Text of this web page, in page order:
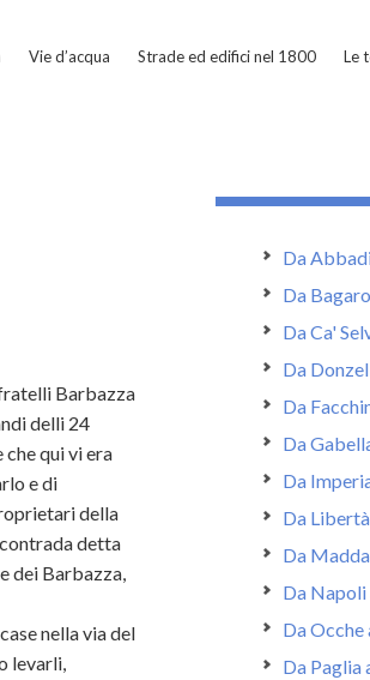
Vie d’acqua Strade ed edifici nel 1800 Le
Barbazza
delli 24
qui vi era
e di
della
trada detta
dei Barbazza,
nella via del
levarli,
Da
Da
Da Ca'
Da
Da
Da
Da
Da
Da
Da
Da
Da Paglia